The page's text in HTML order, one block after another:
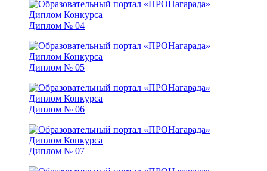
Диплом № 04
Диплом № 05
Диплом № 06
Диплом № 07